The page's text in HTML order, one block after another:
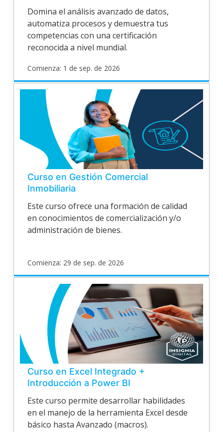
Domina el análisis avanzado de datos,
automatiza procesos y demuestra tus
competencias con una certificación
reconocida a nivel mundial.
Comienza: 1 de sep. de 2026
poligran
EPV26O189
Inicia
de
sep.
2026
Curso en Gestión Comercial
Inmobiliaria
Este curso ofrece una formación de calidad
en conocimientos de comercialización y/o
administración de bienes.
Comienza: 29 de sep. de 2026
poligran
EPV20VA60
Inicia
29
sep.
de
2026
Curso en Excel Integrado +
Introducción a Power BI
Este curso permite desarrollar habilidades
en el manejo de la herramienta Excel desde
básico hasta Avanzado (macros).